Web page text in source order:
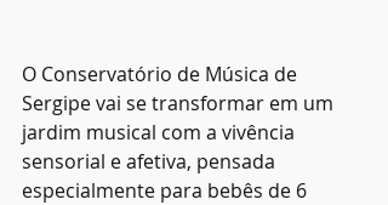
O Conservatório de Música de
Sergipe vai se transformar em um
jardim musical com a vivência
sensorial e afetiva, pensada
especialmente para bebês de 6